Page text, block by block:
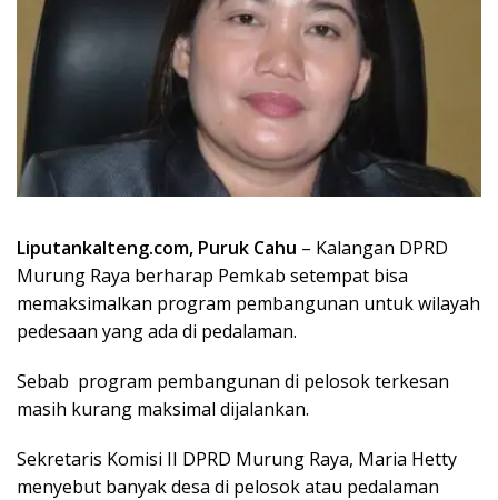
Liputankalteng.com, Puruk Cahu – Kalangan DPRD
Murung Raya berharap Pemkab setempat bisa
memaksimalkan program pembangunan untuk wilayah
pedesaan yang ada di pedalaman.
Sebab program pembangunan di pelosok terkesan
masih kurang maksimal dijalankan.
Sekretaris Komisi II DPRD Murung Raya, Maria Hetty
menyebut banyak desa di pelosok atau pedalaman